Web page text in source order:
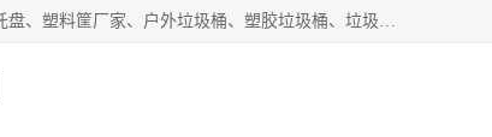
肇庆市汇嘉塑胶制品有限公司是一家塑胶垃圾桶生产厂家，本厂主营：塑料托盘、塑料筐厂家、户外垃圾桶、塑胶垃圾桶、垃圾桶等产品，深受广大客户的欢迎。公司拥有一支勇于、善于集思广益的生产队伍，实力雄厚的技术力量，一贯奉行“以人为本”的管理和服务理念。